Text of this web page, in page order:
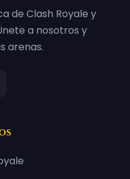
de Clash Royale y
a nosotros y
arenas.